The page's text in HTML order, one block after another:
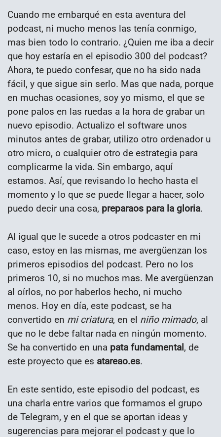
Cuando me embarqué en esta aventura del
podcast, ni mucho menos las tenía conmigo,
mas bien todo lo contrario. ¿Quien me iba a decir
que hoy estaría en el episodio 300 del podcast?
Ahora, te puedo confesar, que no ha sido nada
fácil, y que sigue sin serlo. Mas que nada, porque
en muchas ocasiones, soy yo mismo, el que se
pone palos en las ruedas a la hora de grabar un
nuevo episodio. Actualizo el software unos
minutos antes de grabar, utilizo otro ordenador u
otro micro, o cualquier otro de estrategia para
complicarme la vida. Sin embargo, aquí
estamos. Así, que revisando lo hecho hasta el
momento y lo que se puede llegar a hacer, solo
puedo decir una cosa, preparaos para la gloria.
Al igual que le sucede a otros podcaster en mi
caso, estoy en las mismas, me avergüenzan los
primeros episodios del podcast. Pero no los
primeros 10, si no muchos mas. Me avergüenzan
al oírlos, no por haberlos hecho, ni mucho
menos. Hoy en día, este podcast, se ha
convertido en mi criatura, en el niño mimado, al
que no le debe faltar nada en ningún momento.
Se ha convertido en una pata fundamental, de
este proyecto que es atareao.es.
En este sentido, este episodio del podcast, es
una charla entre varios que formamos el grupo
de Telegram, y en el que se aportan ideas y
sugerencias para mejorar el podcast y que lo